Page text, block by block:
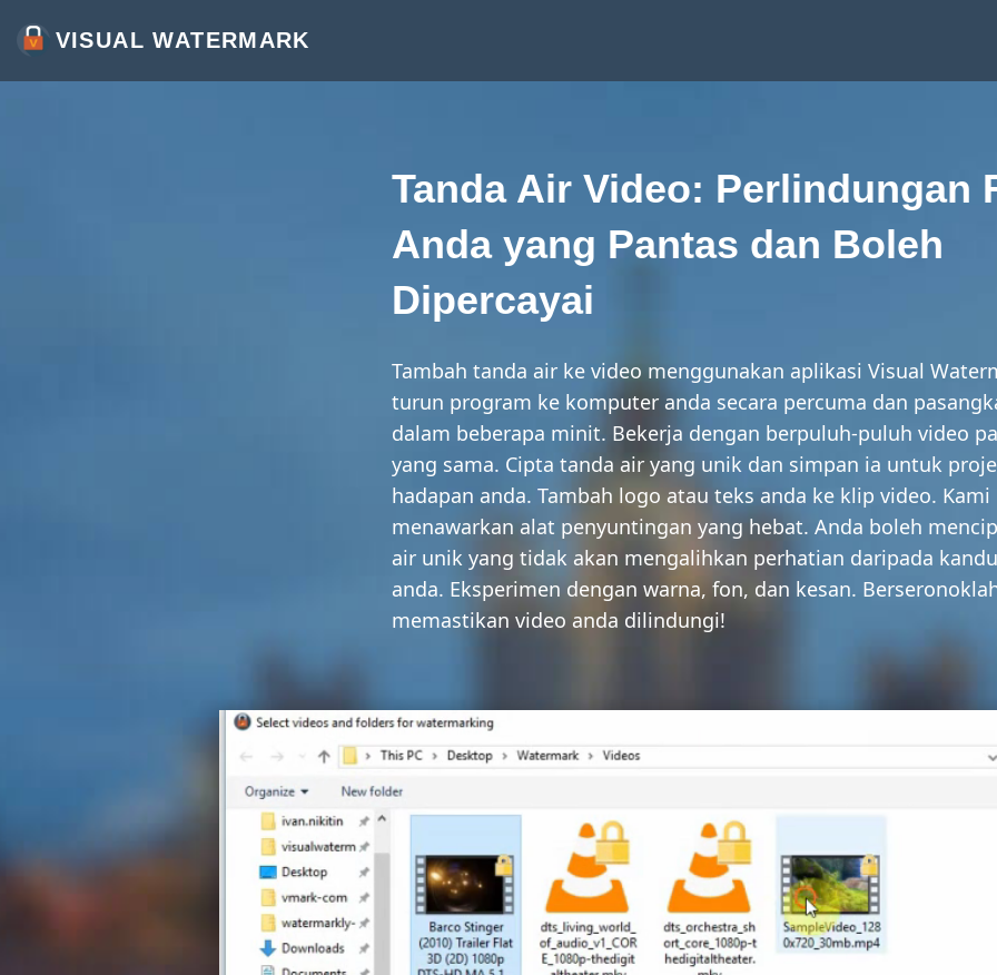
VISUAL WATERMARK
TANDA AIR FOTO
HUBUNGI PASUKAN SOKONGAN
PULIHKAN KUNCI PENGAKTIFAN
MUAT TURUN PERCUMA
Tanda Air Video: Perlindungan
Anda yang Pantas dan Boleh
Dipercayai
Tambah tanda air ke video menggunakan aplikasi Visual
turun program ke komputer anda secara percuma dan
dalam beberapa minit. Bekerja dengan berpuluh-puluh video
yang sama. Cipta tanda air yang unik dan simpan ia untuk
hadapan anda. Tambah logo atau teks anda ke klip video. Kami
menawarkan alat penyuntingan yang hebat. Anda boleh
air unik yang tidak akan mengalihkan perhatian daripada
anda. Eksperimen dengan warna, fon, dan kesan.
memastikan video anda dilindungi!